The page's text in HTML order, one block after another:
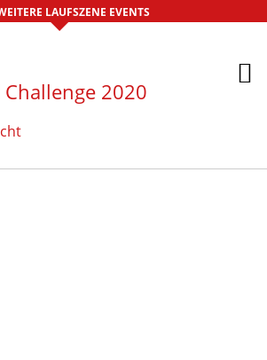
LAUFSZENE EVENTS
Challenge 2020